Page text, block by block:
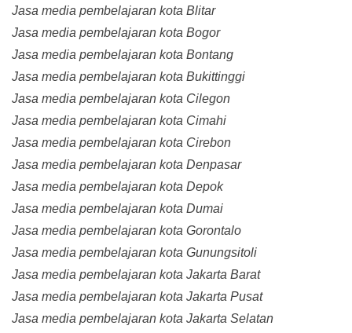
Jasa media pembelajaran kota Blitar
Jasa media pembelajaran kota Bogor
Jasa media pembelajaran kota Bontang
Jasa media pembelajaran kota Bukittinggi
Jasa media pembelajaran kota Cilegon
Jasa media pembelajaran kota Cimahi
Jasa media pembelajaran kota Cirebon
Jasa media pembelajaran kota Denpasar
Jasa media pembelajaran kota Depok
Jasa media pembelajaran kota Dumai
Jasa media pembelajaran kota Gorontalo
Jasa media pembelajaran kota Gunungsitoli
Jasa media pembelajaran kota Jakarta Barat
Jasa media pembelajaran kota Jakarta Pusat
Jasa media pembelajaran kota Jakarta Selatan